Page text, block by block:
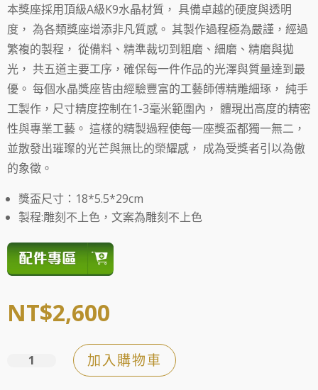
本獎座採用頂級A級K9水晶材質， 具備卓越的硬度與透明
度， 為各類獎座增添非凡質感。 其製作過程極為嚴謹，經過
繁複的製程， 從備料、精準裁切到粗磨、細磨、精磨與拋
光， 共五道主要工序，確保每一件作品的光澤與質量達到最
優。 每個水晶獎座皆由經驗豐富的工藝師傅精雕細琢， 純手
工製作，尺寸精度控制在1-3毫米範圍內， 體現出高度的精密
性與專業工藝。 這樣的精製過程使每一座獎盃都獨一無二，
並散發出璀璨的光芒與無比的榮耀感， 成為受獎者引以為傲
的象徵。
獎盃尺寸：18*5.5*29cm
製程:雕刻不上色，文案為雕刻不上色
NT$2,600
加入購物車